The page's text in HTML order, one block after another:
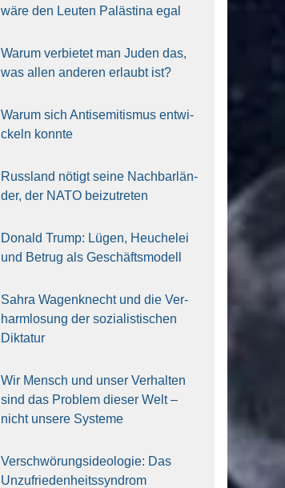
wäre den Leu­ten Paläs­ti­na egal
War­um ver­bie­tet man Juden das,
was allen ande­ren erlaubt ist?
War­um sich Anti­se­mi­tis­mus ent­wi­
ckeln konn­te
Russ­land nötigt sei­ne Nach­bar­län­
der, der NATO bei­zu­tre­ten
Donald Trump: Lügen, Heu­che­lei
und Betrug als Geschäfts­mo­dell
Sahra Wagen­knecht und die Ver­
harm­lo­sung der sozia­lis­ti­schen
Dik­ta­tur
Wir Mensch und unser Ver­hal­ten
sind das Pro­blem die­ser Welt –
nicht unse­re Sys‍te‍me
Ver­schwö­rungs­ideo­lo­gie: Das
Unzufrieden­heitssyndrom